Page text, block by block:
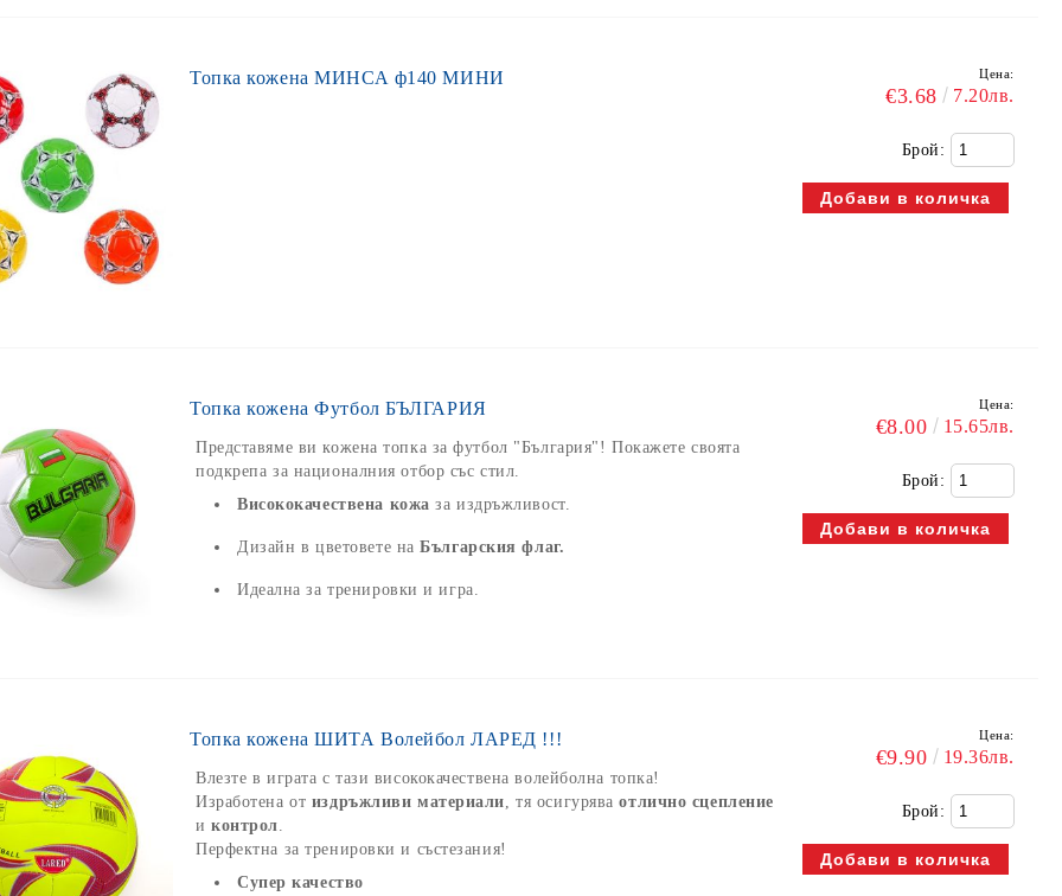
Топка кожена МИНСА ф140 МИНИ Цена:
€3.68 7.20лв.
Брой:
Топка кожена Футбол БЪЛГАРИЯ
Представяме ви кожена топка за футбол "България"! Покажете своята
подкрепа за националния отбор със стил.
Висококачествена кожа за издръжливост.
Дизайн в цветовете наБългарския флаг.
Идеална за тренировки и игра.
Цена:
€8.00 15.65лв.
Брой:
Топка кожена ШИТА Волейбол ЛАРЕД !!!
Влезте в играта с тази висококачествена волейболна топка!
Изработена от издръжливи материали, тя осигуряваотлично сцепление
иконтрол.
Перфектна за тренировки и състезания!
Супер качество
Цена:
€9.90 19.36лв.
Брой: